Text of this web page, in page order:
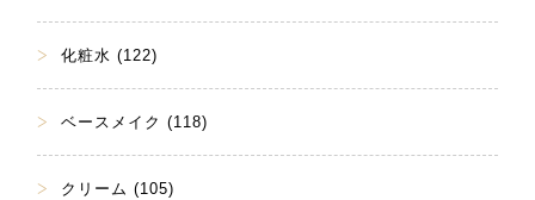
化粧水 (122)
ベースメイク (118)
クリーム (105)